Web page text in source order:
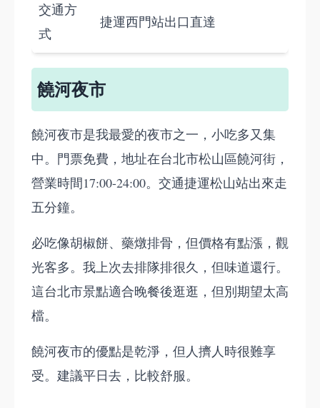
交通方
式
捷運西門站出口直達
饒河夜市
饒河夜市是我最愛的夜市之一，小吃多又集
中。門票免費，地址在台北市松山區饒河街，
營業時間17:00-24:00。交通捷運松山站出來走
五分鐘。
必吃像胡椒餅、藥燉排骨，但價格有點漲，觀
光客多。我上次去排隊排很久，但味道還行。
這台北市景點適合晚餐後逛逛，但別期望太高
檔。
饒河夜市的優點是乾淨，但人擠人時很難享
受。建議平日去，比較舒服。